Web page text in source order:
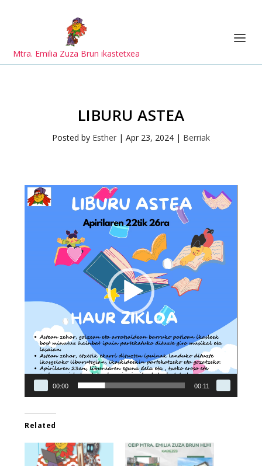
Mtra. Emilia Zuza Brun ikastetxea
LIBURU ASTEA
Posted by Esther | Apr 23, 2024 | Berriak
Video
Player
00:00 00:11
Related